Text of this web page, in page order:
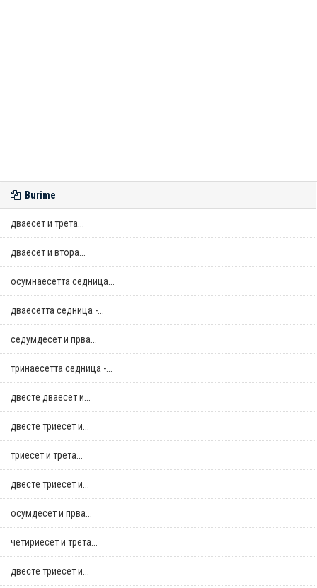
Burime
дваесет и трета...
дваесет и втора...
осумнaесетта седница...
дваесетта седница -...
седумдесет и прва...
тринаесетта седница -...
двестe дваесет и...
двестe триесет и...
триесет и трета...
двестe триесет и...
осумдесет и прва...
четириесет и трета...
двестe триесет и...